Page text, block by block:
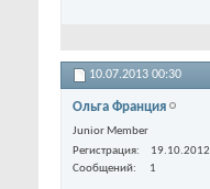
10.07.2013 00:30
Ольга Франция
Junior Member
Регистрация
19.10.2012
Сообщений
1